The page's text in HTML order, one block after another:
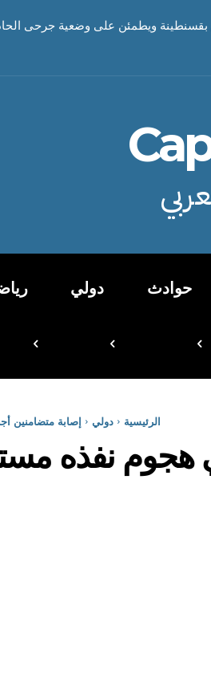
بقسنطينة ويطمئن على وضعية جرحى
حوادث دولي
الرئيسية دولي إصابة متضامنين
هجوم نفذه